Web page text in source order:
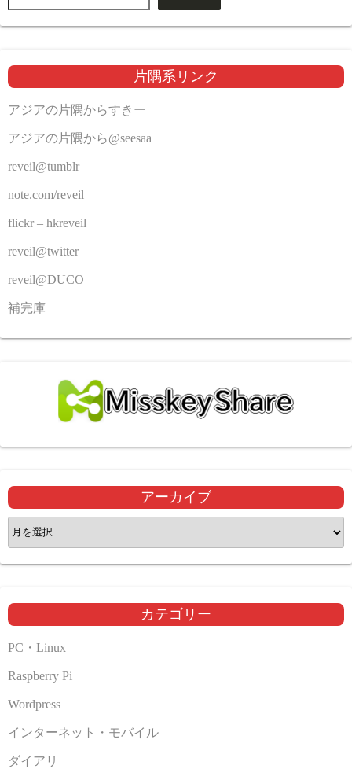
片隅系リンク
アジアの片隅からすきー
アジアの片隅から@seesaa
reveil@tumblr
note.com/reveil
flickr – hkreveil
reveil@twitter
reveil@DUCO
補完庫
アーカイブ
ア
ー
カ
ブ
カテゴリー
PC・Linux
Raspberry Pi
Wordpress
インターネット・モバイル
ダイアリ